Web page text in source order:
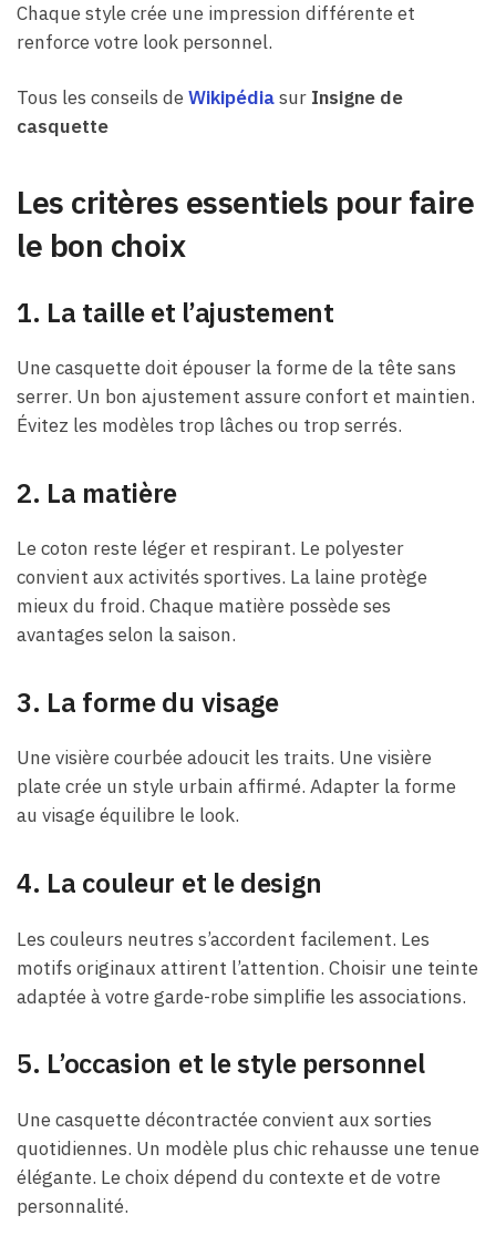
Chaque style crée une impression différente et
renforce votre look personnel.
Tous les conseils deWikipédiasur Insigne de
casquette
Les critères essentiels pour faire
le bon choix
1. La taille et l’ajustement
Une casquette doit épouser la forme de la tête sans
serrer. Un bon ajustement assure confort et maintien.
Évitez les modèles trop lâches ou trop serrés.
2. La matière
Le coton reste léger et respirant. Le polyester
convient aux activités sportives. La laine protège
mieux du froid. Chaque matière possède ses
avantages selon la saison.
3. La forme du visage
Une visière courbée adoucit les traits. Une visière
plate crée un style urbain affirmé. Adapter la forme
au visage équilibre le look.
4. La couleur et le design
Les couleurs neutres s’accordent facilement. Les
motifs originaux attirent l’attention. Choisir une teinte
adaptée à votre garde-robe simplifie les associations.
5. L’occasion et le style personnel
Une casquette décontractée convient aux sorties
quotidiennes. Un modèle plus chic rehausse une tenue
élégante. Le choix dépend du contexte et de votre
personnalité.